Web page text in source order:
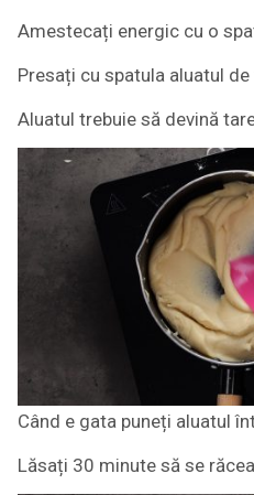
Amestecați energic cu o
Presați cu spatula aluatul
Aluatul trebuie să devină
Când e gata puneți aluatul
Lăsați 30 minute să se